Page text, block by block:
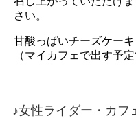
さい。
甘酸っぱいチーズケーキ
（マイカフェで出す予定
♪女性ライダー・カフ